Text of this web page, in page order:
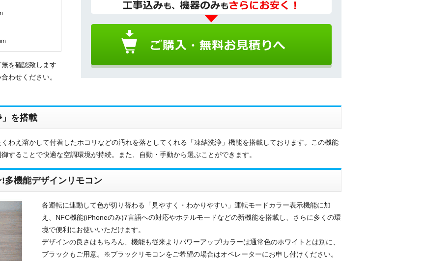
を確認致します
わせください。
を搭載
わえ溶かして付着したホコリなどの汚れを落としてくれる「凍結洗浄」機能を搭載しております。この機能
することで快適な空調環境が持続。また、自動・手動から選ぶことができます。
多機能デザインリモコン
各運転に連動して色が切り替わる「見やすく・わかりやすい」運転モードカラー表示機能に加
え、NFC機能(iPhoneのみ)7言語への対応やホテルモードなどの新機能を搭載し、さらに多くの環
境で便利にお使いいただけます。
デザインの良さはもちろん、機能も従来よりパワーアップ!カラーは通常色のホワイトとは別に、
ブラックもご用意。※ブラックリモコンをご希望の場合はオペレーターにお申し付けください。